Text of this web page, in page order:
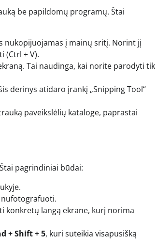
be papildomų programų. Štai
nukopijuojamas į mainų sritį. Norint jį
(Ctrl + V).
Tai naudinga, kai norite parodyti tik
derinys atidaro įrankį „Snipping Tool“
paveikslėlių kataloge, paprastai
pagrindiniai būdai:
konkretų langą ekrane, kurį norima
+ Shift + 5, kuri suteikia visapusišką